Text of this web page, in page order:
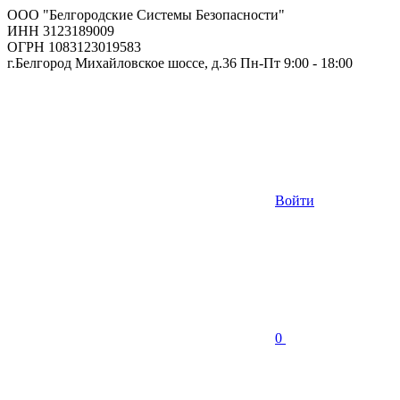
ООО "Белгородские Системы Безопасности"
ИНН 3123189009
ОГРН 1083123019583
г.Белгород Михайловское шоссе, д.36 Пн-Пт 9:00 - 18:00
Войти
0